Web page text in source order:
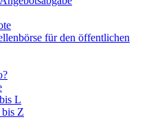
für den öffentlichen
L
Z